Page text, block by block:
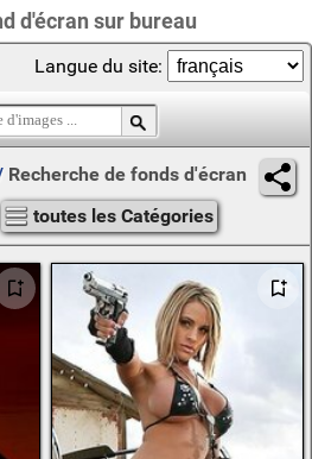
d'écran sur bureau
Langue du site:
Recherche de fonds d'écran
toutes les Catégories